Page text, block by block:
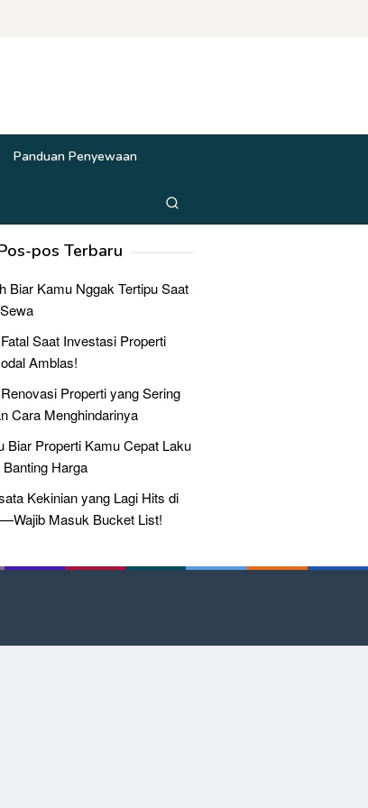
Panduan Penyewaan
pos Terbaru
Biar Kamu Nggak Tertipu Saat
Saat Investasi Properti
Amblas!
Properti yang Sering
Cara Menghindarinya
Biar Properti Kamu Cepat Laku
Harga
Kekinian yang Lagi Hits di
Masuk Bucket List!